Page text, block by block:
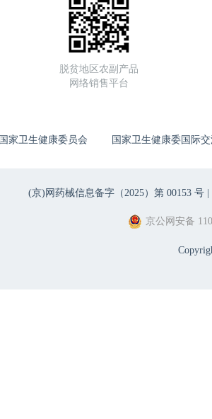
脱贫地区农副产品
网络销售平台
国家卫生健康委员会 国家卫生健康委国际
(京)网药械信息备字（2025）第 00153 号 |
京公网安备